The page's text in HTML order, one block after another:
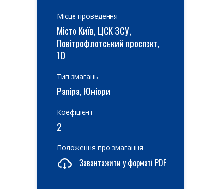
Місце проведення
Місто Київ, ЦСК ЗСУ,
Повітрофлотський проспект,
10
Тип змагань
Рапіра, Юніори
Коефіцієнт
2
Положення про змагання
Завантажити у форматі PDF